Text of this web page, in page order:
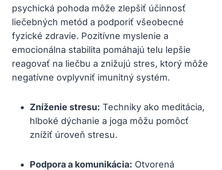
psychická pohoda môže zlepšiť účinnosť
liečebných metód‍ a podporiť všeobecné
fyzické zdravie. Pozitívne​ myslenie a
emocionálna stabilita pomáhajú telu lepšie⁣
reagovať na liečbu​ a znižujú stres, ‌ktorý môže
negatívne ovplyvniť imunitný systém.
Zníženie stresu: Techniky ako meditácia,
hlboké‌ dýchanie‌ a joga​ môžu pomôcť
znížiť​ úroveň stresu.
Podpora ⁣a komunikácia: Otvorená